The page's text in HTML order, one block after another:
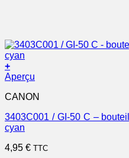
+
Aperçu
CANON
3403C001 / GI-50 C –
cyan
4,95 € TTC